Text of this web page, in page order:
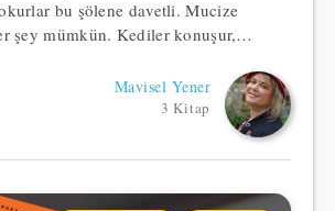
bu şölene davetli. Mucize
şey mümkün. Kediler konuşur,…
Mavisel Yener
3 Kitap